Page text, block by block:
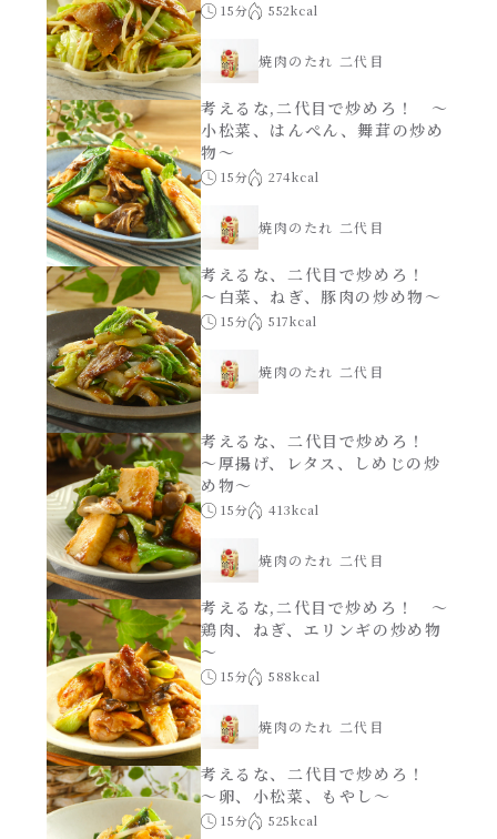
15分 552kcal
焼肉のたれ 二代目
考えるな,二代目で炒めろ！ ～
小松菜、はんぺん、舞茸の炒め
物～
15分 274kcal
焼肉のたれ 二代目
考えるな、二代目で炒めろ！
～白菜、ねぎ、豚肉の炒め物～
15分 517kcal
焼肉のたれ 二代目
考えるな、二代目で炒めろ！
～厚揚げ、レタス、しめじの炒
め物～
15分 413kcal
焼肉のたれ 二代目
考えるな,二代目で炒めろ！ ～
鶏肉、ねぎ、エリンギの炒め物
～
15分 588kcal
焼肉のたれ 二代目
考えるな、二代目で炒めろ！
～卵、小松菜、もやし～
15分 525kcal